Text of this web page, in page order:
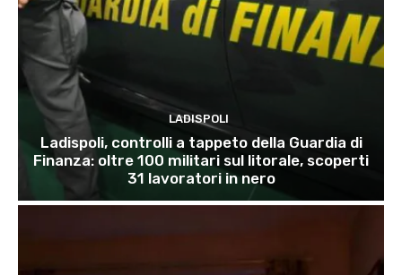
LADISPOLI
Ladispoli, controlli a tappeto della Guardia di
Finanza: oltre 100 militari sul litorale, scoperti
31 lavoratori in nero